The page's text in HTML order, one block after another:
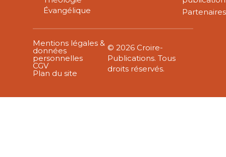
Évangélique
Partenaires
Mentions légales &
données
personnelles
CGV
Plan du site
© 2026 Croire-
Publications. Tous
droits réservés.